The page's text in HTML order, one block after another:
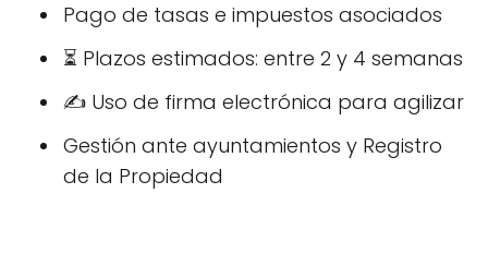
Pago de tasas e impuestos asociados
⏳ Plazos estimados: entre 2 y 4 semanas
✍️ Uso de firma electrónica para agilizar
Gestión ante ayuntamientos y Registro
de la Propiedad